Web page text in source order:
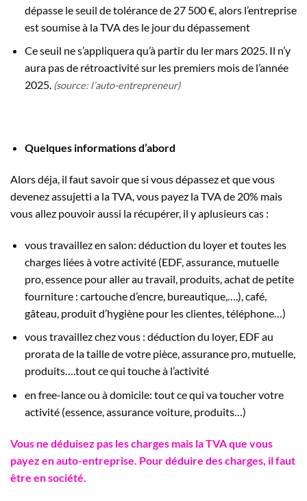
dépasse le seuil de tolérance de 27 500 €, alors l’entreprise
est soumise à la TVA des le jour du dépassement
Ce seuil ne s’appliquera qu’à partir du ler mars 2025. Il n’y
aura pas de rétroactivité sur les premiers mois de l’année
2025. (source: l’auto-entrepreneur)
Quelques informations d’abord
Alors déja, il faut savoir que si vous dépassez et que vous
devenez assujetti a la TVA, vous payez la TVA de 20% mais
vous allez pouvoir aussi la récupérer, il y aplusieurs cas :
vous travaillez en salon: déduction du loyer et toutes les
charges liées à votre activité (EDF, assurance, mutuelle
pro, essence pour aller au travail, produits, achat de petite
fourniture : cartouche d’encre, bureautique,….), café,
gâteau, produit d’hygiène pour les clientes, téléphone…)
vous travaillez chez vous : déduction du loyer, EDF au
prorata de la taille de votre pièce, assurance pro, mutuelle,
produits….tout ce qui touche à l’activité
en free-lance ou à domicile: tout ce qui va toucher votre
activité (essence, assurance voiture, produits…)
Vous ne déduisez pas les charges mais la TVA que vous
payez en auto-entreprise. Pour déduire des charges, il faut
être en société.